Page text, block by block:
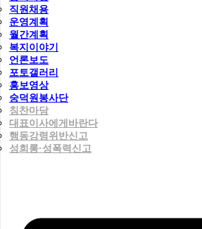
직원채용
운영계획
월간계획
복지이야기
언론보도
포토갤러리
홍보영상
숭덕원봉사단
칭찬마당
대표이사에게바란다
행동강령위반신고
성희롱·성폭력신고